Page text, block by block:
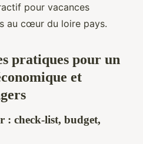
pour vacances
au cœur du loire pays.
pratiques pour un
et
: check-list, budget,